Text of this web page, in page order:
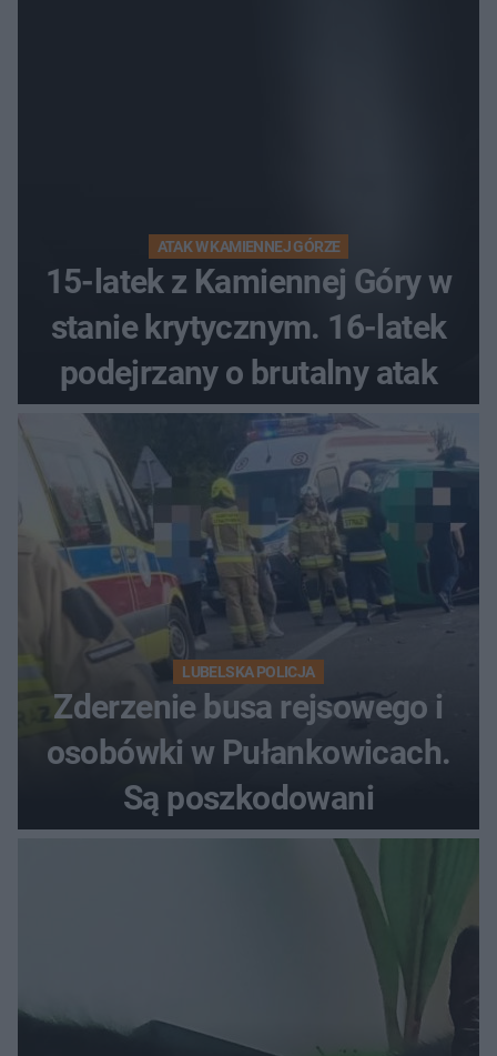
ATAK W KAMIENNEJ GÓRZE
15-latek z Kamiennej Góry w
stanie krytycznym. 16-latek
podejrzany o brutalny atak
LUBELSKA POLICJA
Zderzenie busa rejsowego i
osobówki w Pułankowicach.
Są poszkodowani